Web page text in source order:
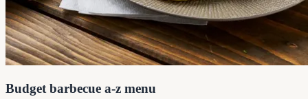
Budget barbecue a-z menu